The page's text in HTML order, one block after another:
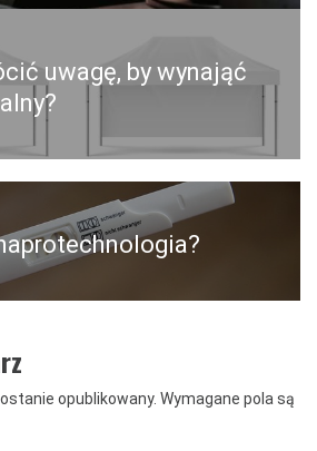
uwagę, by wynająć
opublikowany. Wymagane pola są